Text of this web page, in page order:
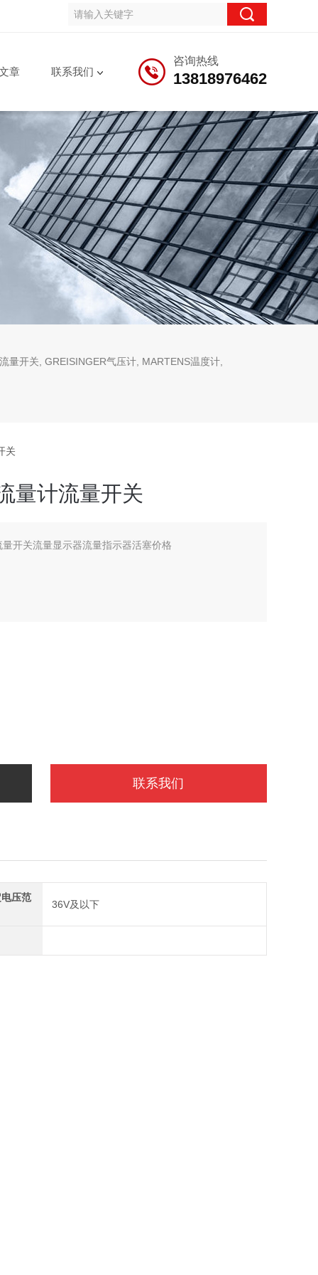
咨询热线
13818976462
章 联系我们
量开关, GREISINGER气压计, MARTENS温度计,
关
量计流量开关
开关流量显示器流量指示器活塞价格
联系我们
压范
36V及以下